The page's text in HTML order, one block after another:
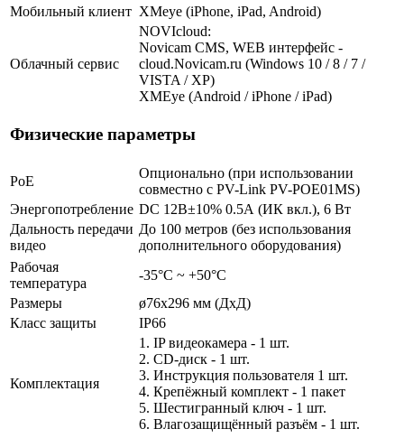
Мобильный клиент XMeye (iPhone, iPad, Android)
Облачный сервис
NOVIcloud:
Novicam CMS, WEB интерфейс -
cloud.Novicam.ru (Windows 10 / 8 / 7 /
VISTA / XP)
XMEye (Android / iPhone / iPad)
Физические параметры
PoE
Опционально (при использовании
совместно с PV-Link PV-POE01MS)
Энергопотребление DC 12В±10% 0.5А (ИК вкл.), 6 Вт
Дальность передачи
видео
До 100 метров (без использования
дополнительного оборудования)
Рабочая
температура
-35°С ~ +50°С
Размеры
ø76х296 мм (ДхД)
Класс защиты
IP66
Комплектация
1. IP видеокамера - 1 шт.
2. СD-диск - 1 шт.
3. Инструкция пользователя 1 шт.
4. Крепёжный комплект - 1 пакет
5. Шестигранный ключ - 1 шт.
6. Влагозащищённый разъём - 1 шт.